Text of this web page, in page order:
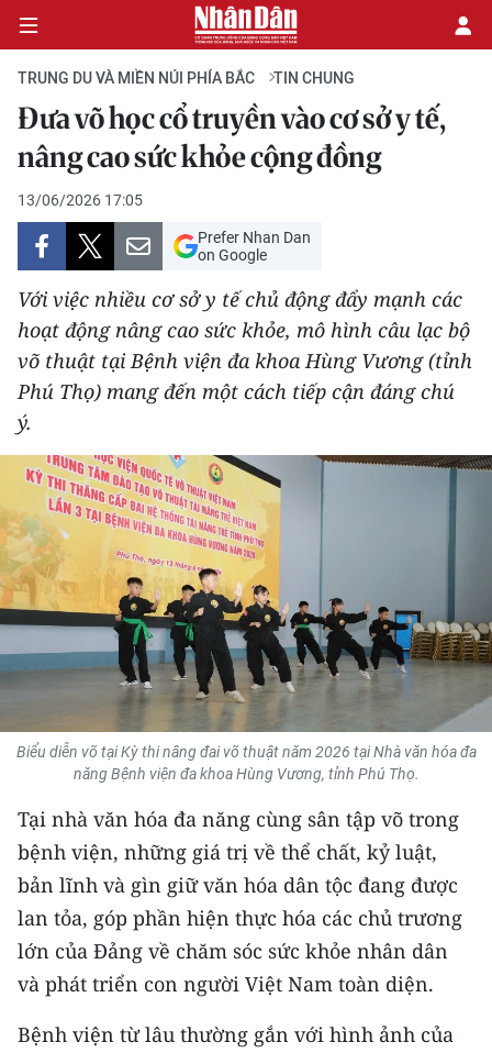
CHÍNH TRỊ
KINH TẾ
VĂN HÓA
XÃ HỘI
PHÁP LUẬT
DU LỊCH
THẾ GIỚI
THỂ THAO
GIÁO DỤC
Y TẾ
KHOA HỌC - CÔNG NGHỆ
MÔI TRƯỜNG
BẠN ĐỌC
KIỂM CHỨNG THÔNG TIN
TRI THỨC CHUYÊN SÂU
54 DÂN TỘC VIỆT NAM
CHƯƠNG TRÌNH OCOP - MỖI XÃ
MỘT SẢN PHẨM
TRUNG DU VÀ MIỀN NÚI PHÍA BẮC TIN CHUNG
Đưa võ học cổ truyền vào cơ sở y tế,
nâng cao sức khỏe cộng đồng
13/06/2026 17:05
Prefer Nhan Dan
on Google
Với việc nhiều cơ sở y tế chủ động đẩy mạnh các
hoạt động nâng cao sức khỏe, mô hình câu lạc bộ
võ thuật tại Bệnh viện đa khoa Hùng Vương (tỉnh
Phú Thọ) mang đến một cách tiếp cận đáng chú
ý.
Biểu diễn võ tại Kỳ thi nâng đai võ thuật năm 2026 tại Nhà văn hóa đa
năng Bệnh viện đa khoa Hùng Vương, tỉnh Phú Thọ.
Tại nhà văn hóa đa năng cùng sân tập võ trong
bệnh viện, những giá trị về thể chất, kỷ luật,
bản lĩnh và gìn giữ văn hóa dân tộc đang được
lan tỏa, góp phần hiện thực hóa các chủ trương
lớn của Đảng về chăm sóc sức khỏe nhân dân
và phát triển con người Việt Nam toàn diện.
Bệnh viện từ lâu thường gắn với hình ảnh của